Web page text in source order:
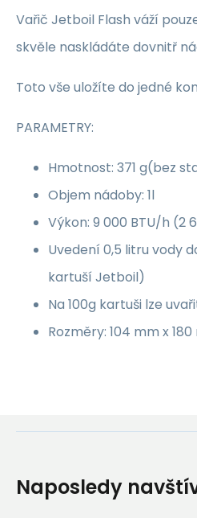
Vařič Jetboil Flash váží
skvěle naskládáte dovnitř
Toto vše uložíte do jedné
PARAMETRY:
Hmotnost: 371 g(bez
Objem nádoby: 1l
Výkon: 9 000 BTU/h (2
Uvedení 0,5 litru vody
kartuší Jetboil)
Na 100g kartuši lze
Rozměry: 104 mm x
Naposledy